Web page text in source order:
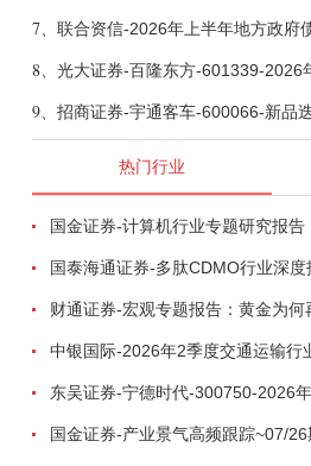
7、
8、
9、
热门行业
国金证券-计算机行业专题研究报
国金证券-产业景气高频跟踪~07/